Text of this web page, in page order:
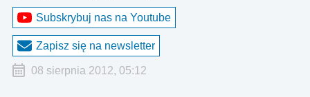
Subskrybuj nas na Youtube
Zapisz się na newsletter
08 sierpnia 2012, 05:12